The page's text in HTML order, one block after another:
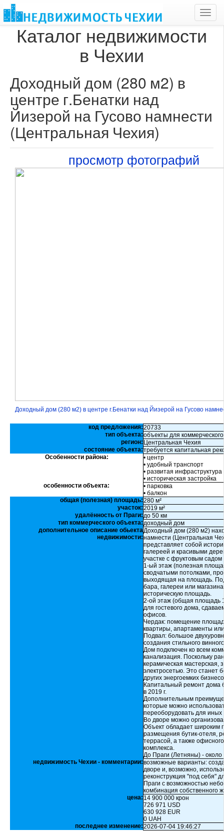
Каталог недвижимости
в Чехии
Доходный дом (280 м2) в
центре г.Бенатки над
Йизерой на Гусово намнести
(Центральная Чехия)
просмотр фотографий
Доходный дом (280 м2) в центре г.Бенатки над Йизерой на Гусово
код предложения:20733
тип объекта:объекты для
регион: Центральная Чехия
состояние объекта:требуется капитальная
Особенности района:
• центр
• удобный транспорт
• развитая инфраструктура
• историческая застройка
особенности объекта:
• парковка
• балкон
общая (полезная) площадь:280 м²
участок:2019 м²
удалённость от Праги:до 50 км
тип коммерческого объекта:доходный дом
дополнительное описание обьекта
недвижимости:
Доходный дом (280 м2)
намнести (Центральная
представляет собой
галереей и красивыми
участке с фруктовым
1-ый этаж (полезная
сводчатыми потолками,
выходящая на площадь.
бара, галереи или
историческую площадь.
2-ой этаж (общая площадь
для гостевого дома,
офисов.
Чердак: помещение
квартиры, апартаменты
Подвал: большое
создания стильного
Дом подключен ко всем
канализация. Поскольку
керамическая
электросетью. Это
других энергоемких
Капитальный ремонт дома
в 2019 г.
Дополнительным
которые можно
переоборудовать для иных
Во дворе можно
Объект обладает широким
размещения бутик-отеля,
террасой, а также
комплекса.
До Праги (Летняны) -
недвижимость Чехии - комментарии:возможные варианты:
дворе и, возможно,
реконструкция "под себя"
Праги с возможностью
комбинация собственного
цена: 14 900 000 крон
726 971 USD
630 928 EUR
0 UAH
последнее изменение:2026-07-04 19:46:27